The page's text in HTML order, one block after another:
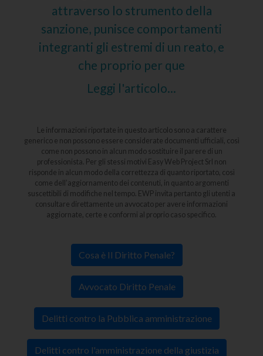
attraverso lo strumento della
sanzione, punisce comportamenti
integranti gli estremi di un reato, e
che proprio per que
Leggi l'articolo...
Le informazioni riportate in questo articolo sono a carattere
generico e non possono essere considerate documenti ufficiali, così
come non possono in alcun modo sostituire il parere di un
professionista. Per gli stessi motivi Easy Web Project Srl non
risponde in alcun modo della correttezza di quanto riportato, così
come dell’aggiornamento dei contenuti, in quanto argomenti
suscettibili di modifiche nel tempo. EWP invita pertanto gli utenti a
consultare direttamente un avvocato per avere informazioni
aggiornate, certe e conformi al proprio caso specifico.
Cosa è Il Diritto Penale?
Avvocato Diritto Penale
Delitti contro la Pubblica amministrazione
Delitti contro l'amministrazione della giustizia